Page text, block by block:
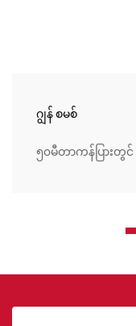
ဂျွန် စမစ်
၅၀မီတာကန်ပြားတွင်